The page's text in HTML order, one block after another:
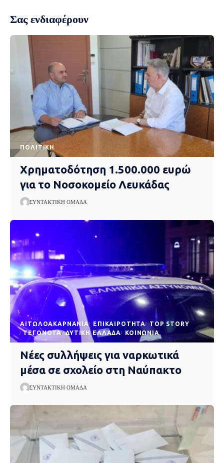
Σας ενδιαφέρουν
ΠΟΛΙΤΙΚΉ
Χρηματοδότηση 1.500.000 ευρώ
για το Νοσοκομείο Λευκάδας
ΣΥΝΤΑΚΤΙΚΉ ΟΜΆΔΑ
AΙΤΩΛΟΑΚΑΡΝΑΝΊΑ EΠΙΚΑΙΡΌΤΗΤΑ
TOP STORY
ΓΕΓΟΝΌΤΑ
ΔΥΤΙΚΉ ΕΛΛΆΔΑ ΚΟΙΝΩΝΊΑ
Νέες συλλήψεις για ναρκωτικά
μέσα σε σχολείο στη Ναύπακτο
ΣΥΝΤΑΚΤΙΚΉ ΟΜΆΔΑ